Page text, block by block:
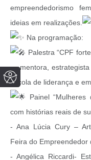
empreendedorismo
ideias em realizações.
Na programação:
Palestra “CPF
— mentora, estrategista
escola de liderança e
Painel
com histórias reais de
- Ana Lúcia Cury –
Feira do Empreendedor
- Angélica Riccardi-